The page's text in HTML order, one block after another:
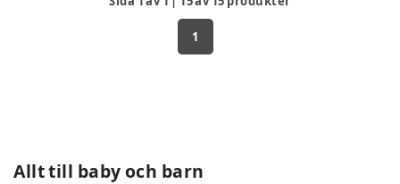
1
Allt till baby och barn